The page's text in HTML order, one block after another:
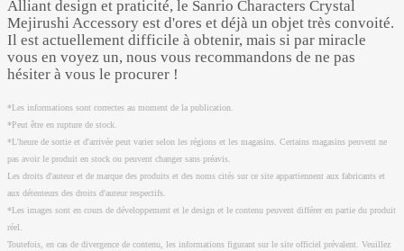
Alliant design et praticité, le Sanrio Characters Crystal
Mejirushi Accessory est d'ores et déjà un objet très convoité.
Il est actuellement difficile à obtenir, mais si par miracle
vous en voyez un, nous vous recommandons de ne pas
hésiter à vous le procurer !
*Les informations sont correctes au moment de la publication.
*Peut être en rupture de stock.
*L'heure de sortie et d'arrivée peut varier selon les régions et les magasins. Certains magasins peuvent ne
pas avoir le produit en stock ou peuvent changer sans préavis.
Les droits d'auteur et de marque des produits et des noms cités sur ce site appartiennent aux fabricants et
aux détenteurs des droits d'auteur respectifs.
*Les images sont en cours de développement et le design et le contenu peuvent différer en partie du produit
réel.
Toutefois, en cas de divergence de contenu, les informations figurant sur le site officiel prévalent. Veuillez